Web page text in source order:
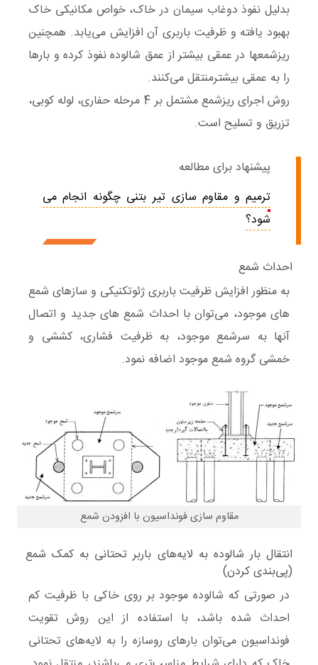
بدلیل نفوذ دوغاب سیمان در خاک، خواص مکانیکی خاک
بهبود یافته و ظرفیت باربری آن افزایش می‌یابد. همچنین
ریزشمعها در عمقی بیشتر از عمق شالوده نفوذ کرده و بارها
را به عمقی بیشترمنتقل می‌کنند.
روش اجرای ریزشمع مشتمل بر 4 مرحله حفاری، لوله کوبی،
تزریق و تسلیح است.
پیشنهاد برای مطالعه
ترمیم و مقاوم سازی تیر بتنی چگونه انجام می
شود؟
احداث شمع
به منظور افزایش ظرفیت باربری ژئوتکنیکی و سازهای شمع
های موجود، می‌توان با احداث شمع های جدید و اتصال
آنها به سرشمع موجود، به ظرفیت فشاری، کششی و
خمشی گروه شمع موجود اضافه نمود.
مقاوم سازی فونداسیون با افزودن شمع
انتقال بار شالوده به لایه‌های باربر تحتانی به کمک شمع
(پی‌بندی کردن)
در صورتی که شالوده موجود بر روی خاکی با ظرفیت کم
احداث شده باشد، با استفاده از این روش تقویت
فونداسیون می‌توان بارهای روسازه را به لایه‌های تحتانی